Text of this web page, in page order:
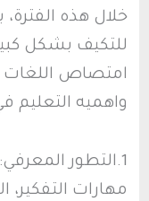
خلال هذه
للتكيف بشكل
امتصاص اللغات
واهميه التعليم
1.التطور
مهارات التفكير،